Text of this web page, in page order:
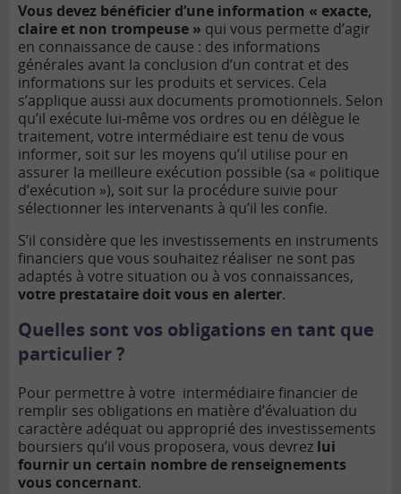
Vous devez bénéficier d’une information « exacte,
claire et non trompeuse » qui vous permette d’agir
en connaissance de cause : des informations
générales avant la conclusion d’un contrat et des
informations sur les produits et services. Cela
s’applique aussi aux documents promotionnels. Selon
qu’il exécute lui-même vos ordres ou en délègue le
traitement, votre intermédiaire est tenu de vous
informer, soit sur les moyens qu’il utilise pour en
assurer la meilleure exécution possible (sa « politique
d’exécution »), soit sur la procédure suivie pour
sélectionner les intervenants à qu’il les confie.
S’il considère que les investissements en instruments
financiers que vous souhaitez réaliser ne sont pas
adaptés à votre situation ou à vos connaissances,
votre prestataire doit vous en alerter.
Quelles sont vos obligations en tant que
particulier ?
Pour permettre à votre intermédiaire financier de
remplir ses obligations en matière d’évaluation du
caractère adéquat ou approprié des investissements
boursiers qu’il vous proposera, vous devrez lui
fournir un certain nombre de renseignements
vous concernant.